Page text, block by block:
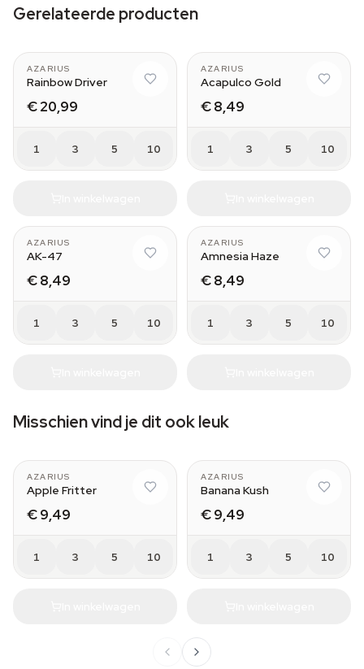
Gerelateerde producten
AZARIUS
Rainbow Driver
€ 20,99
1 3 5 10
AZARIUS
Acapulco Gold
€ 8,49
1 3 5 10
AZARIUS
AK-47
€ 8,49
1 3 5 10
AZARIUS
Amnesia Haze
€ 8,49
1 3 5 10
Misschien vind je dit ook leuk
AZARIUS
Apple Fritter
€ 9,49
1 3 5 10
AZARIUS
Banana Kush
€ 9,49
1 3 5 10